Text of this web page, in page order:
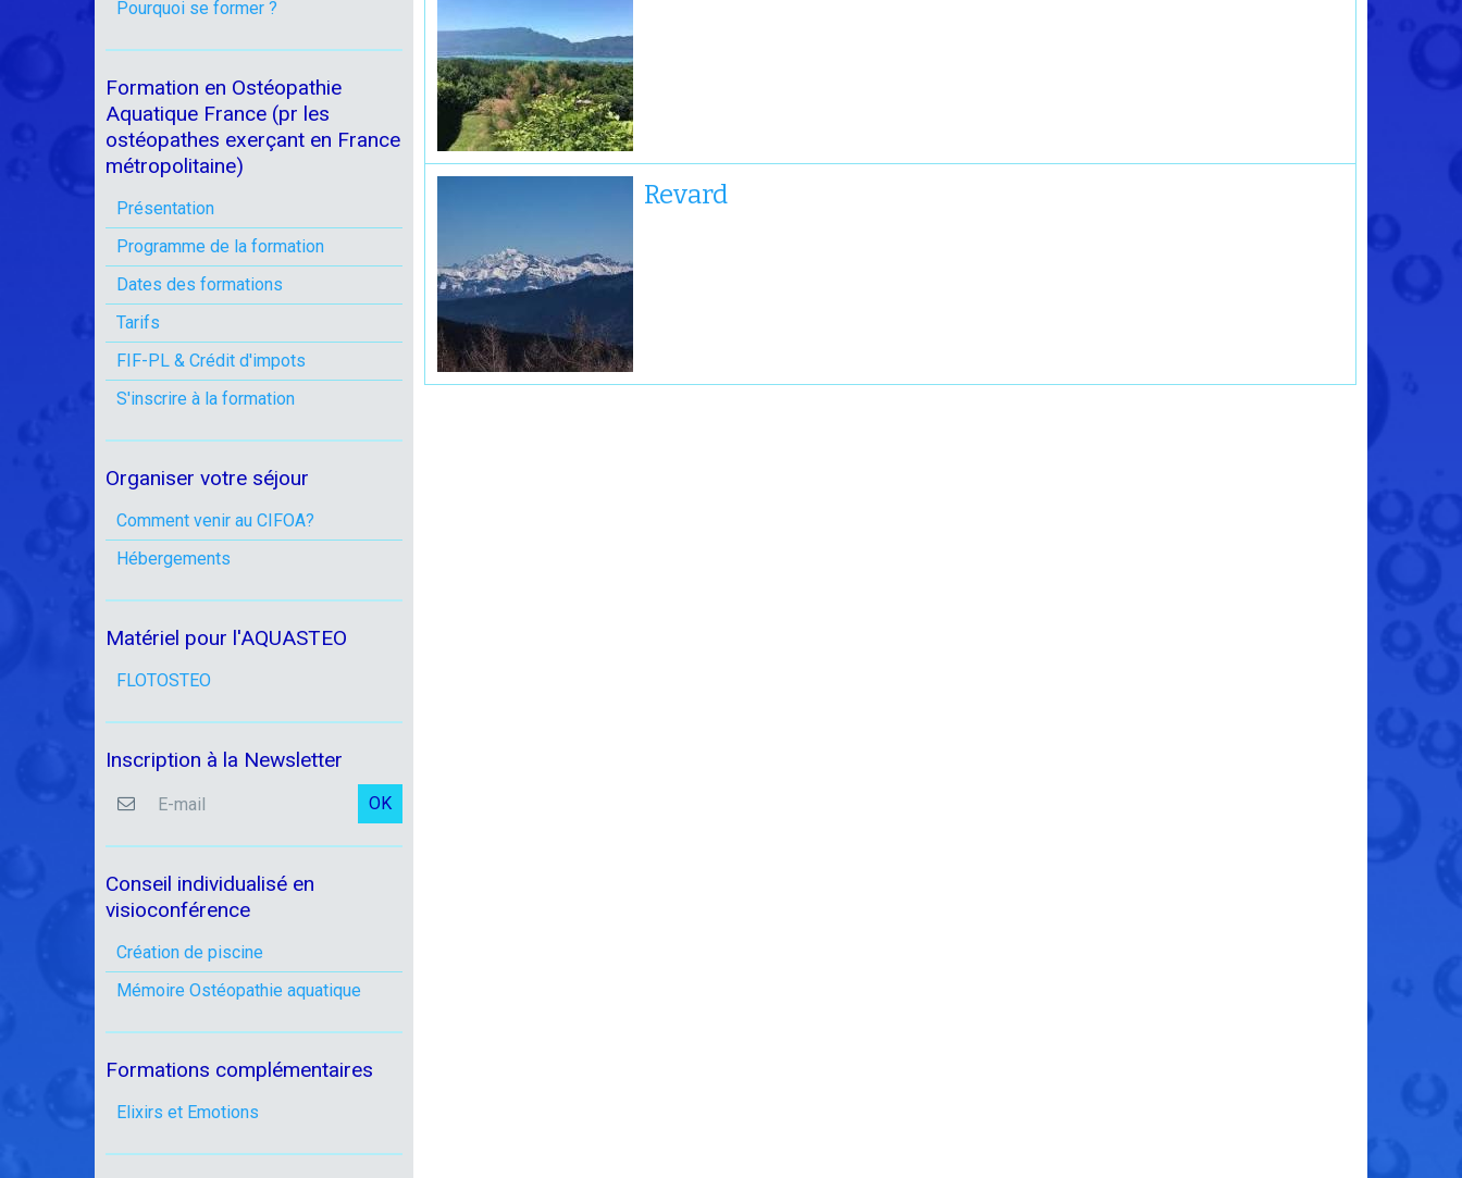
Revard
Pourquoi se former ?
Formation en Ostéopathie
Aquatique France (pr les
ostéopathes exerçant en France
métropolitaine)
Présentation
Programme de la formation
Dates des formations
Tarifs
FIF-PL & Crédit d'impots
S'inscrire à la formation
Organiser votre séjour
Comment venir au CIFOA?
Hébergements
Matériel pour l'AQUASTEO
FLOTOSTEO
Inscription à la Newsletter
OK
Conseil individualisé en
visioconférence
Création de piscine
Mémoire Ostéopathie aquatique
Formations complémentaires
Elixirs et Emotions